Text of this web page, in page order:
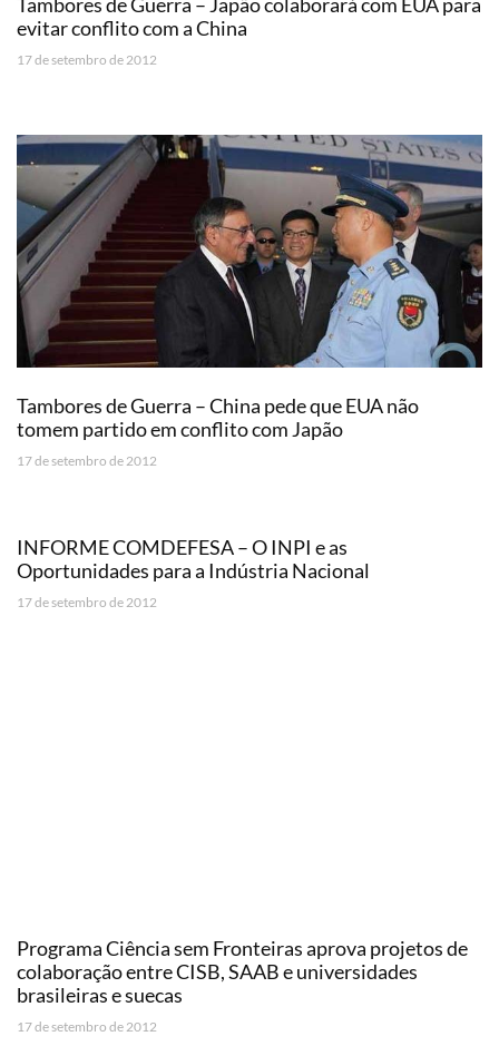
evitar conflito com a China
17 de setembro de 2012
Tambores de Guerra – China pede que EUA não
tomem partido em conflito com Japão
17 de setembro de 2012
INFORME COMDEFESA – O INPI e as
Oportunidades para a Indústria Nacional
17 de setembro de 2012
Programa Ciência sem Fronteiras aprova projetos de
colaboração entre CISB, SAAB e universidades
brasileiras e suecas
17 de setembro de 2012